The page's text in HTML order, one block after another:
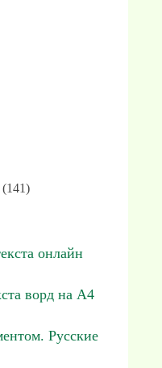
(141)
онлайн
ворд на А4
Русские